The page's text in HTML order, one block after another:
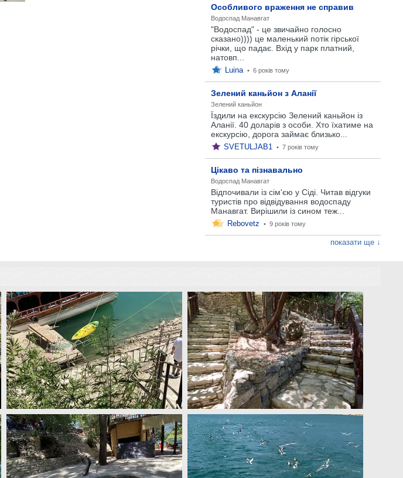
Особливого враження не справив
Водоспад Манавгат
"Водоспад" - це звичайно голосно
сказано)))) це маленький потік гірської
річки, що падає. Вхід у парк платний,
натовп...
Luina • 6 років тому
Зелений каньйон з Аланії
Зелений каньйон
Їздили на екскурсію Зелений каньйон із
Аланії. 40 доларів з особи. Хто їхатиме на
екскурсію, дорога займає близько...
SVETULJAB1 • 7 років тому
Цікаво та пізнавально
Водоспад Манавгат
Відпочивали із сім'єю у Сіді. Читав відгуки
туристів про відвідування водоспаду
Манавгат. Вирішили із сином теж...
Rebovetz • 9 років тому
показати ще ↓